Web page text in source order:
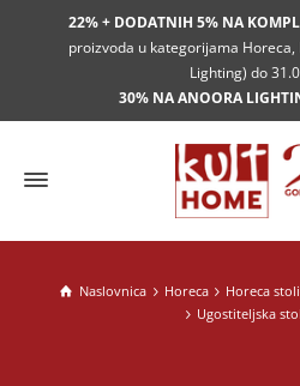
22% + DODATNIH 5% NA
proizvoda u kategorijama Horeca,
Lighting) do
30% NA ANOORA
Naslovnica Horeca Horeca
Ugostiteljska